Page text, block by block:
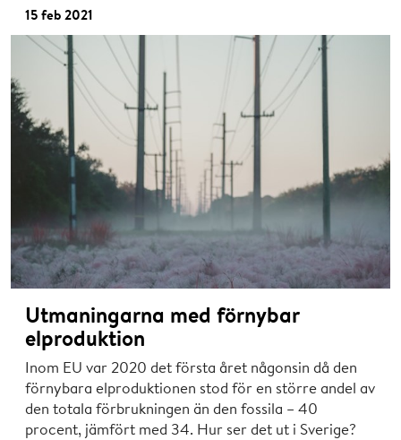
15 feb 2021
Utmaningarna med förnybar
elproduktion
Inom EU var 2020 det första året någonsin då den
förnybara elproduktionen stod för en större andel av
den totala förbrukningen än den fossila – 40
procent, jämfört med 34. Hur ser det ut i Sverige?